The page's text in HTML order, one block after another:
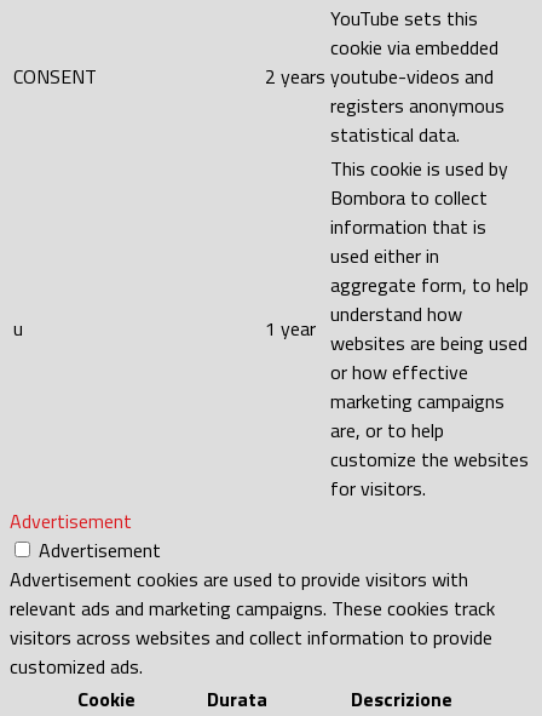
CONSENT 2 years
YouTube sets this
cookie via embedded
youtube-videos and
registers anonymous
statistical data.
u 1 year
This cookie is used by
Bombora to collect
information that is
used either in
aggregate form, to help
understand how
websites are being used
or how effective
marketing campaigns
are, or to help
customize the websites
for visitors.
Advertisement
Advertisement
Advertisement cookies are used to provide visitors with
relevant ads and marketing campaigns. These cookies track
visitors across websites and collect information to provide
customized ads.
Cookie
Durata Descrizione